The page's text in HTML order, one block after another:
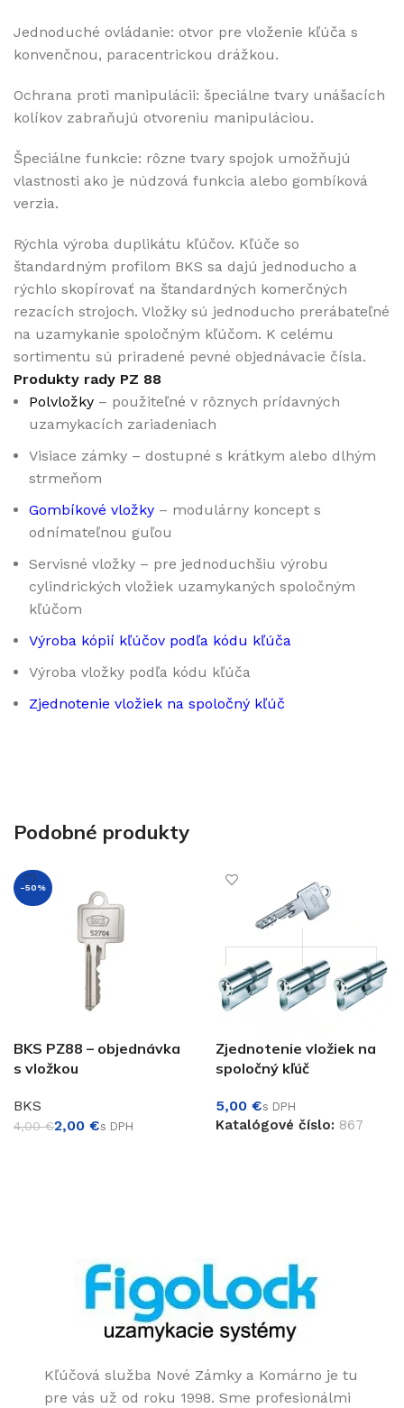
Jednoduché ovládanie: otvor pre vloženie kľúča s
konvenčnou, paracentrickou drážkou.
Ochrana proti manipulácii: špeciálne tvary unášacích
kolíkov zabraňujú otvoreniu manipuláciou.
Špeciálne funkcie: rôzne tvary spojok umožňujú
vlastnosti ako je núdzová funkcia alebo gombíková
verzia.
Rýchla výroba duplikátu kľúčov. Kľúče so
štandardným profilom BKS sa dajú jednoducho a
rýchlo skopírovať na štandardných komerčných
rezacích strojoch. Vložky sú jednoducho prerábateľné
na uzamykanie spoločným kľúčom. K celému
sortimentu sú priradené pevné objednávacie čísla.
Produkty rady PZ 88
Polvložky – použiteľné v rôznych prídavných
uzamykacích zariadeniach
Visiace zámky – dostupné s krátkym alebo dlhým
strmeňom
Gombíkové vložky – modulárny koncept s
odnímateľnou guľou
Servisné vložky – pre jednoduchšiu výrobu
cylindrických vložiek uzamykaných spoločným
kľúčom
Výroba kópií kľúčov podľa kódu kľúča
Výroba vložky podľa kódu kľúča
Zjednotenie vložiek na spoločný kľúč
Podobné produkty
-50%
BKS PZ88 – objednávka
s vložkou
BKS
4,00€2,00 €
Zjednotenie vložiek na
spoločný kľúč
€
Katalógové číslo: 867
Kľúčová služba Nové Zámky a Komárno je tu
pre vás už od roku 1998. Sme profesionálmi